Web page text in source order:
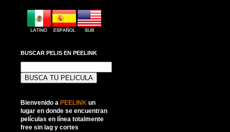
BUSCAR PELIS EN PEELINK
Bienvenido a PEELINK un
lugar en donde se encuentran
películas en línea totalmente
free sin lag y cortes